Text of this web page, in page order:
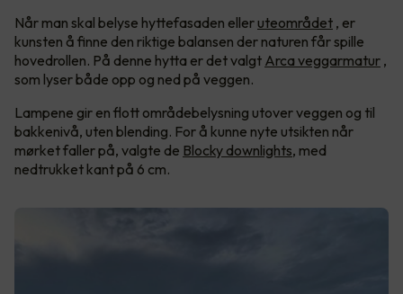
Når man skal belyse hyttefasaden eller uteområdet , er
kunsten å finne den riktige balansen der naturen får spille
hovedrollen. På denne hytta er det valgt Arca veggarmatur ,
som lyser både opp og ned på veggen.
Lampene gir en flott områdebelysning utover veggen og til
bakkenivå, uten blending. For å kunne nyte utsikten når
mørket faller på, valgte de Blocky downlights, med
nedtrukket kant på 6 cm.